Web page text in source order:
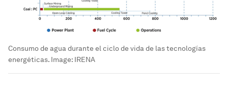
Consumo de agua durante el ciclo de vida de las tecnologías
energéticas. Image: IRENA